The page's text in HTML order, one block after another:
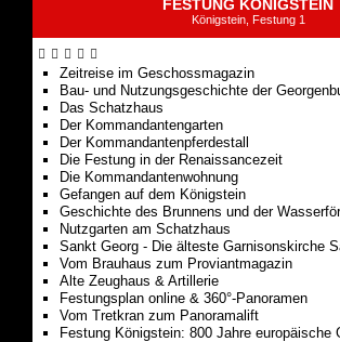
FESTUNG KÖNIGSTEIN
Königstein, Festung 1
Zeitreise im Geschossmagazin
Bau- und Nutzungsgeschichte der
Das Schatzhaus
Der Kommandantengarten
Der Kommandantenpferdestall
Die Festung in der Renaissancezeit
Die Kommandantenwohnung
Gefangen auf dem Königstein
Geschichte des Brunnens und der
Nutzgarten am Schatzhaus
Sankt Georg - Die älteste Garnisonskirche
Vom Brauhaus zum Proviantmagazin
Alte Zeughaus & Artillerie
Festungsplan online & 360°-Panoramen
Vom Tretkran zum Panoramalift
Festung Königstein: 800 Jahre europäische